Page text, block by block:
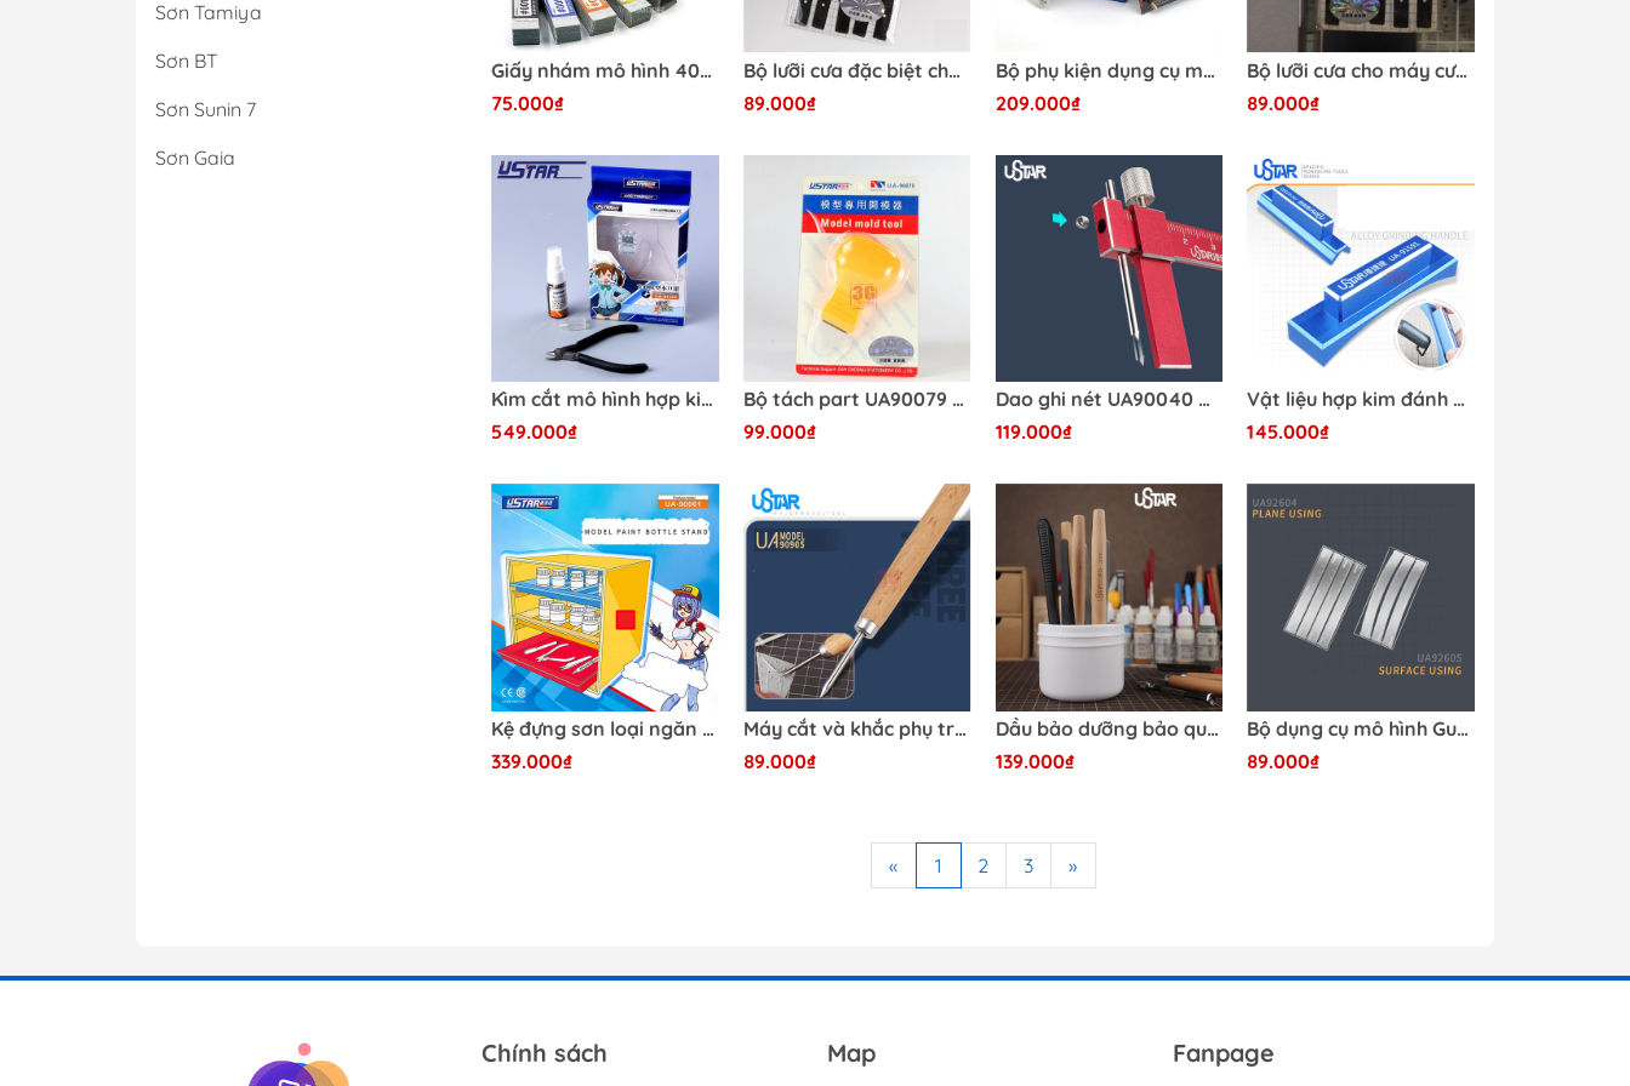
Giấy nhám mô hình 400-2500 - UA1613-UA1622 Ustar
75.000₫
Bộ lưỡi cưa đặc biệt cho cưa cầm tay UA-380 Ustar
89.000₫
Bộ phụ kiện dụng cụ mô hình bàn chải bình rửa mô hình bàn chải làm sạch và bộ kim rửa Ustar
209.000₫
Bộ lưỡi cưa cho máy cưa cầm tay UA-370 Ustar
89.000₫
Kìm cắt mô hình hợp kim carbon UA 91560 Ustar ( tặng dầu chống gỉ và đầu bọc ) - Dụng cụ mô hình
549.000₫
Bộ tách part UA90079 Ustar
99.000₫
Dao ghi nét UA90040 Ustar - Dụng cụ mô hình
119.000₫
Vật liệu hợp kim đánh bóng mô hình UA-91591-91592 Ustar
145.000₫
Kệ đựng sơn loại ngăn kéo UA-90061 Ustar
339.000₫
Máy cắt và khắc phụ trợ 3 mặt UA90905 Ustar
89.000₫
Dầu bảo dưỡng bảo quản dụng cụ kim loại chống gỉ UA-90911 Ustar
139.000₫
Bộ dụng cụ mô hình Gundam Ustar UA-92604-UA92605 Thước đo khoảng cách lỗ màng hình cung phẳng và khắc biến đổi
89.000₫
« 1 2 3 »
Sơn Tamiya
Sơn BT
Sơn Sunin 7
Sơn Gaia
Chính sách Map Fanpage